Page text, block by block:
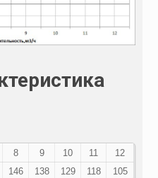
8 9 10 11
12
146 138 129 118 105